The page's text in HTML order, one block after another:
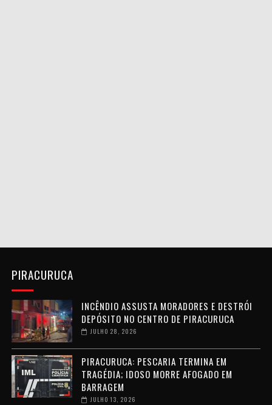
PIRACURUCA
INCÊNDIO ASSUSTA MORADORES E DESTRÓI
DEPÓSITO NO CENTRO DE PIRACURUCA
JULHO 28, 2026
PIRACURUCA: PESCARIA TERMINA EM
TRAGÉDIA; IDOSO MORRE AFOGADO EM
BARRAGEM
JULHO 13, 2026